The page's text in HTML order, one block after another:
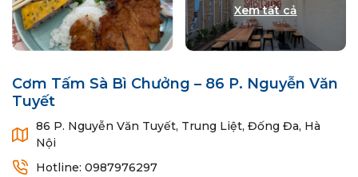
Cơm Tấm Sà Bì Chưởng – 86 P. Nguyễn Văn
Tuyết
86 P. Nguyễn Văn Tuyết, Trung Liệt, Đống Đa, Hà
Nội
Hotline: 0987976297